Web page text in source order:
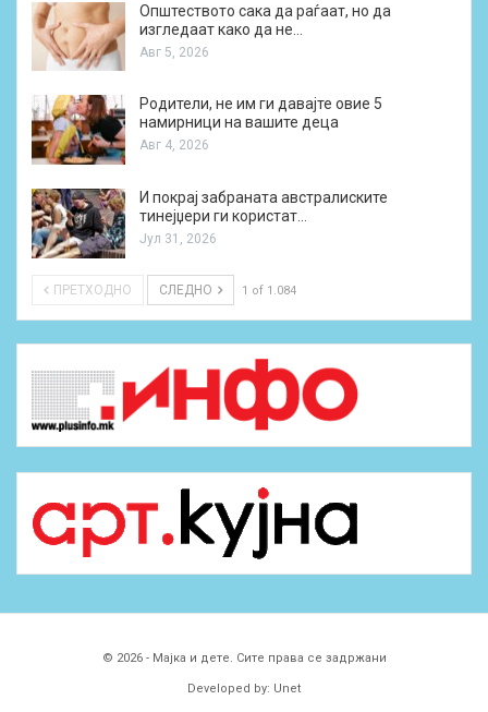
Општеството сака да раѓаат, но да
изгледаат како да не…
Авг 5, 2026
Родители, не им ги давајте овие 5
намирници на вашите деца
Авг 4, 2026
И покрај забраната австралиските
тинејџери ги користат…
Јул 31, 2026
ПРЕТХОДНО СЛЕДНО 1 of 1.084
© 2026 - Мајка и дете. Сите права се задржани
Developed by: Unet